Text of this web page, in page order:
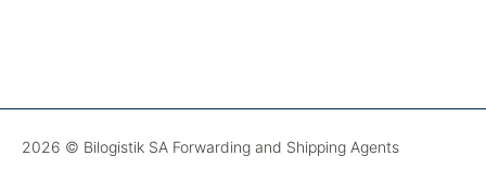
2026 © Bilogistik SA Forwarding and Shipping Agents